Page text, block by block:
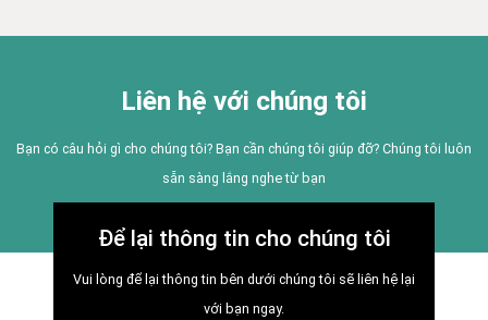
Liên hệ với chúng tôi
Bạn có câu hỏi gì cho chúng tôi? Bạn cần chúng tôi giúp đỡ? Chúng tôi luôn
sẵn sàng lắng nghe từ bạn
Để lại thông tin cho chúng tôi
Vui lòng để lại thông tin bên dưới chúng tôi sẽ liên hệ lại
với bạn ngay.